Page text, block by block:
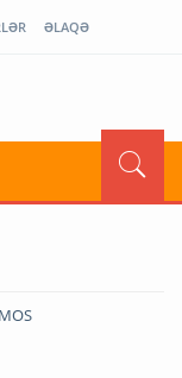
ƏLAQƏ